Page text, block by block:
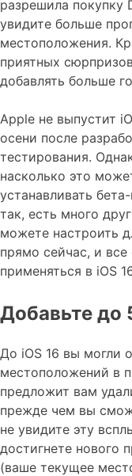
разрешила покупку
увидите больше
местоположения.
приятных
добавлять больше
Apple не выпустит
осени после
тестирования.
насколько это
устанавливать
так, есть много
можете настроить
прямо сейчас, и
применяться в iOS
Добавьте до
До iOS 16 вы могли
местоположений в
предложит вам
прежде чем вы
не увидите эту
достигнете нового
(ваше текущее